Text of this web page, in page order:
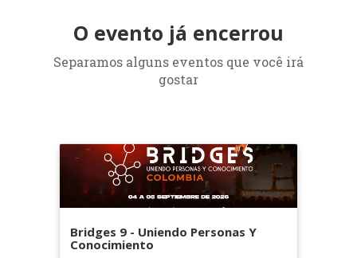
O evento já encerrou
Separamos alguns eventos que você irá
gostar
Bridges 9 - Uniendo Personas Y
Conocimiento